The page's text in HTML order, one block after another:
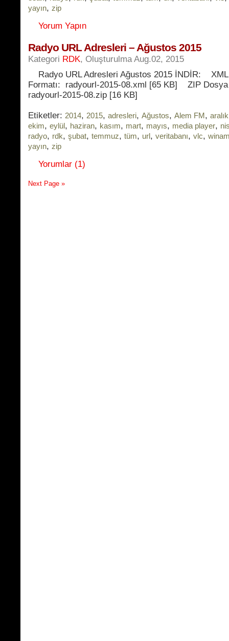
yayın, zip
Yorum Yapın
Radyo URL Adresleri – Ağustos 2015
Kategori RDK, Oluşturulma Aug.02, 2015
Radyo URL Adresleri Ağustos 2015 İNDİR:
Formatı: radyourl-2015-08.xml [65 KB] ZIP
radyourl-2015-08.zip [16 KB]
Etiketler: 2014, 2015, adresleri, Ağustos, Alem FM, aralık
ekim, eylül, haziran, kasım, mart, mayıs, media player,
radyo, rdk, şubat, temmuz, tüm, url, veritabanı, vlc,
yayın, zip
Yorumlar (1)
Next Page »